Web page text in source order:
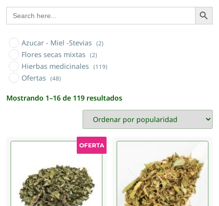
Search
for:
Azucar - Miel -Stevias (2)
Flores secas mixtas (2)
Hierbas medicinales (119)
Ofertas (48)
Mostrando 1–16 de 119 resultados
OFERTA